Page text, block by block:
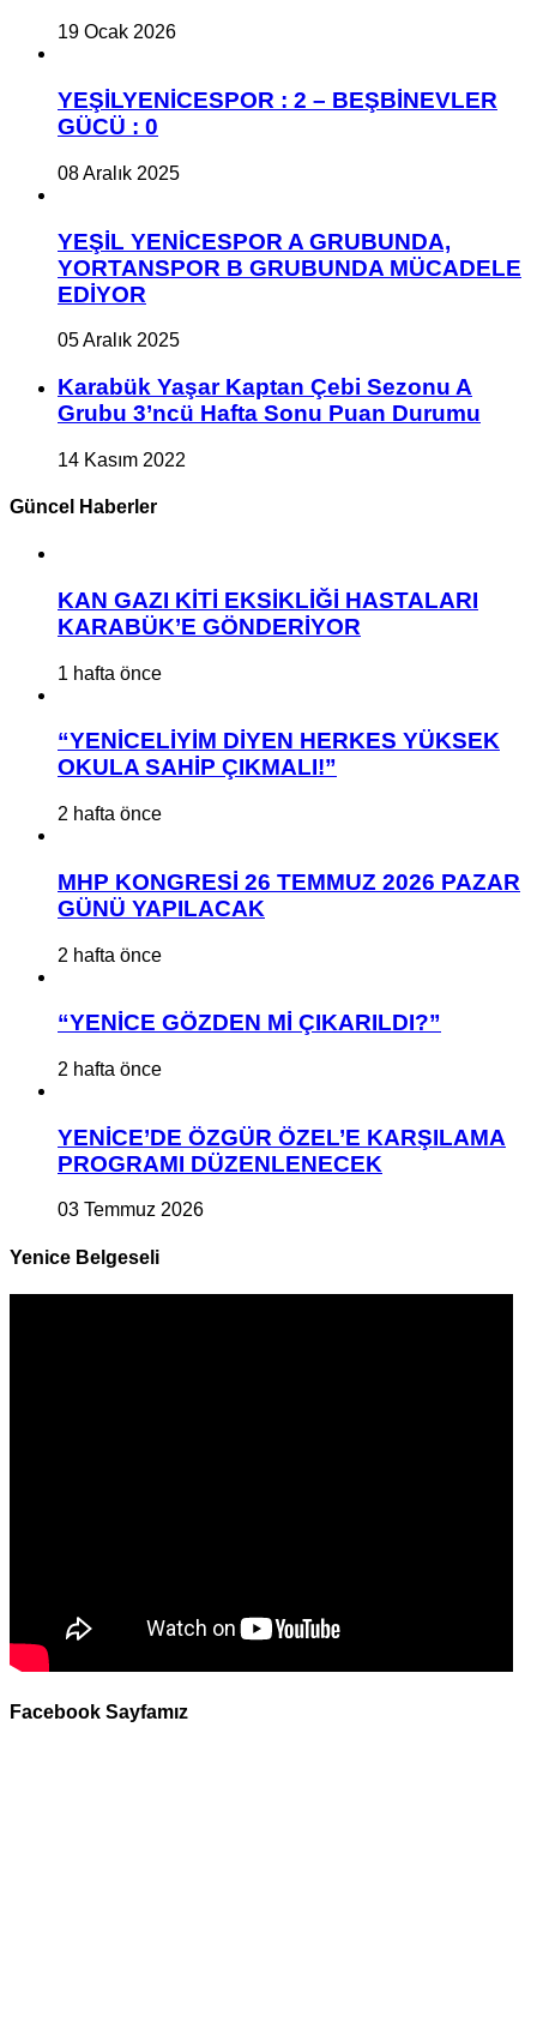
19 Ocak 2026
YEŞİLYENİCESPOR : 2 – BEŞBİNEVLER
GÜCÜ : 0
08 Aralık 2025
YEŞİL YENİCESPOR A GRUBUNDA,
YORTANSPOR B GRUBUNDA MÜCADELE
EDİYOR
05 Aralık 2025
Karabük Yaşar Kaptan Çebi Sezonu A
Grubu 3’ncü Hafta Sonu Puan Durumu
14 Kasım 2022
Güncel Haberler
KAN GAZI KİTİ EKSİKLİĞİ HASTALARI
KARABÜK’E GÖNDERİYOR
1 hafta önce
“YENİCELİYİM DİYEN HERKES YÜKSEK
OKULA SAHİP ÇIKMALI!”
2 hafta önce
MHP KONGRESİ 26 TEMMUZ 2026 PAZAR
GÜNÜ YAPILACAK
2 hafta önce
“YENİCE GÖZDEN Mİ ÇIKARILDI?”
2 hafta önce
YENİCE’DE ÖZGÜR ÖZEL’E KARŞILAMA
PROGRAMI DÜZENLENECEK
03 Temmuz 2026
Yenice Belgeseli
Facebook Sayfamız